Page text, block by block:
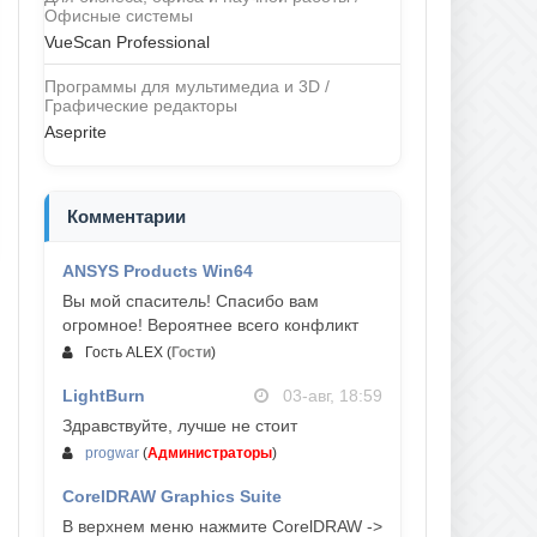
Офисные системы
VueScan Professional
Программы для мультимедиа и 3D /
Графические редакторы
Aseprite
Комментарии
ANSYS Products Win64
Вы мой спаситель! Спасибо вам
огромное! Вероятнее всего конфликт
Гость ALEX (Гости)
LightBurn
03-авг, 18:59
Здравствуйте, лучше не стоит
progwar (Администраторы)
CorelDRAW Graphics Suite
03-авг, 18:58
В верхнем меню нажмите CorelDRAW ->